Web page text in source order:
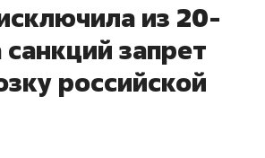
из 20-
санкций запрет
российской